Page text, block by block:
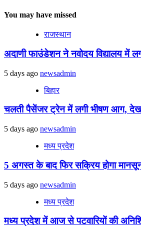
You may have missed
राजस्थान
अदाणी फाउंडेशन ने नवोदय विद्यालय में
5 days ago newsadmin
बिहार
चलती पैसेंजर ट्रेन में लगी भीषण आग, देखते
5 days ago newsadmin
मध्य प्रदेश
5 अगस्त के बाद फिर सक्रिय होगा
5 days ago newsadmin
मध्य प्रदेश
मध्य प्रदेश में आज से पटवारियों की